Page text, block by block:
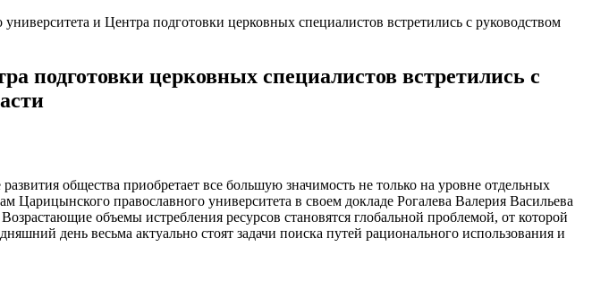
и Центра подготовки церковных специалистов встретились с руководством
подготовки церковных специалистов встретились с
общества приобретает все большую значимость не только на уровне отдельных
православного университета в своем докладе Рогалева Валерия Васильева
объемы истребления ресурсов становятся глобальной проблемой, от которой
день весьма актуально стоят задачи поиска путей рационального использования и